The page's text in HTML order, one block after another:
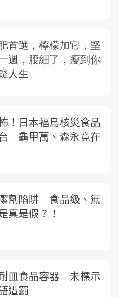
！日本福島核災食品
龜甲萬、森永竟在
劑陷阱 食品級、無
真是假？！
皿食品容器 未標示
遭罰